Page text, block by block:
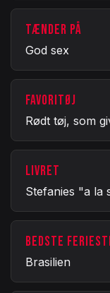
TÆNDER PÅ
God sex
FAVORITØJ
Rødt tøj, som
LIVRET
Stefanies "a la
BEDSTE
Brasilien